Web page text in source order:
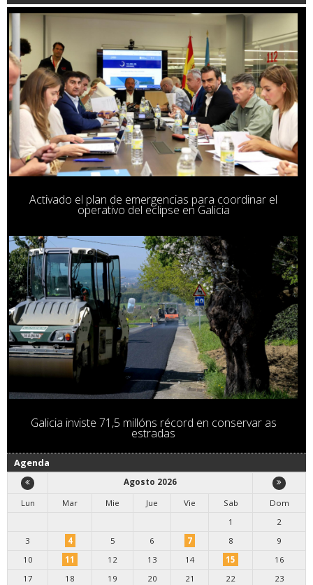
Activado el plan de emergencias para coordinar el
operativo del eclipse en Galicia
Galicia inviste 71,5 millóns récord en conservar as
estradas
Agenda
Agosto 2026
Lun
Mar Mie Jue Vie Sab
Dom
1
2
3
4 5 6 7 8
9
10
11 12 13 14 15
16
17
18 19 20 21 22
23